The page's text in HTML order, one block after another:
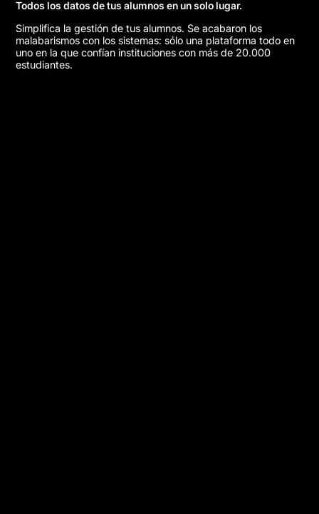
Todos los datos de tus alumnos en un solo lugar.
Simplifica la gestión de tus alumnos. Se acabaron los
malabarismos con los sistemas: sólo una plataforma todo en
uno en la que confían instituciones con más de 20.000
estudiantes.